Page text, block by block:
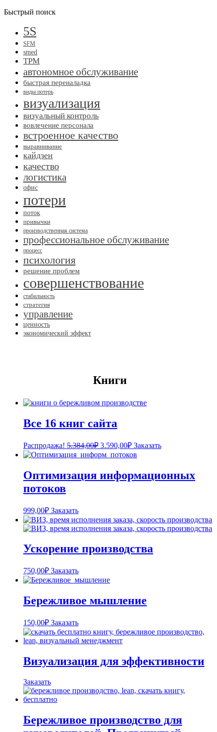
Быстрый поиск
5S
SFM
smed
TPM
автономное обслуживание
быстрая переналадка
виды потерь
визуализация
визуальный контроль
вовлечение персонала
встроенное качество
выравнивание
кайдзен
качество
логистика
офис
потери
поток
привычки
производственная система
профессиональное обслуживание
процесс
психология
решение проблем
совершенствование
стабильность
стратегия
управление
ценность
экономический эффект
Книги
Все 16 книг сайта
Распродажа! 5.384,00₽ Первоначальная
цена
составляла
5.384,00₽.
3.590,00₽Текущая
цена:
Заказать
Оптимизация информационных
потоков
999,00₽ Заказать
Ускорение производства
750,00₽ Заказать
Бережливое мышление
150,00₽ Заказать
Визуализация для эффективности
Заказать
Бережливое производство для